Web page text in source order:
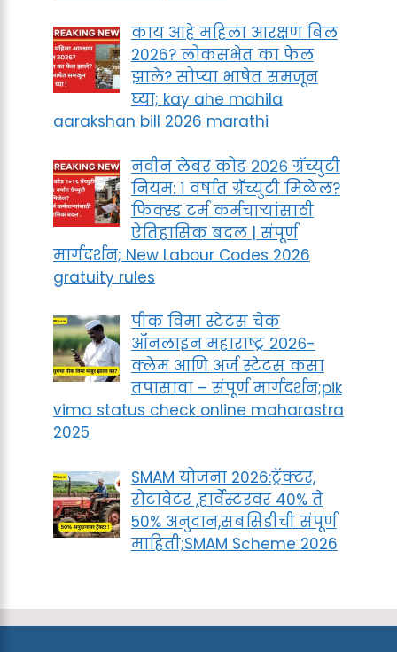
काय आहे महिला आरक्षण बिल
2026? लोकसभेत का फेल
झाले? सोप्या भाषेत समजून
घ्या; kay ahe mahila
aarakshan bill 2026 marathi
नवीन लेबर कोड २०२६ ग्रॅच्युटी
नियम: १ वर्षात ग्रॅच्युटी मिळेल?
फिक्स्ड टर्म कर्मचाऱ्यांसाठी
ऐतिहासिक बदल | संपूर्ण
मार्गदर्शन; New Labour Codes 2026
gratuity rules
पीक विमा स्टेटस चेक
ऑनलाइन महाराष्ट्र २०२६-
क्लेम आणि अर्ज स्टेटस कसा
तपासावा – संपूर्ण मार्गदर्शन;pik
vima status check online maharastra
2025
SMAM योजना 2026:ट्रॅक्टर,
रोटावेटर ,हार्वेस्टरवर 40% ते
50% अनुदान,सबसिडीची संपूर्ण
माहिती;SMAM Scheme 2026